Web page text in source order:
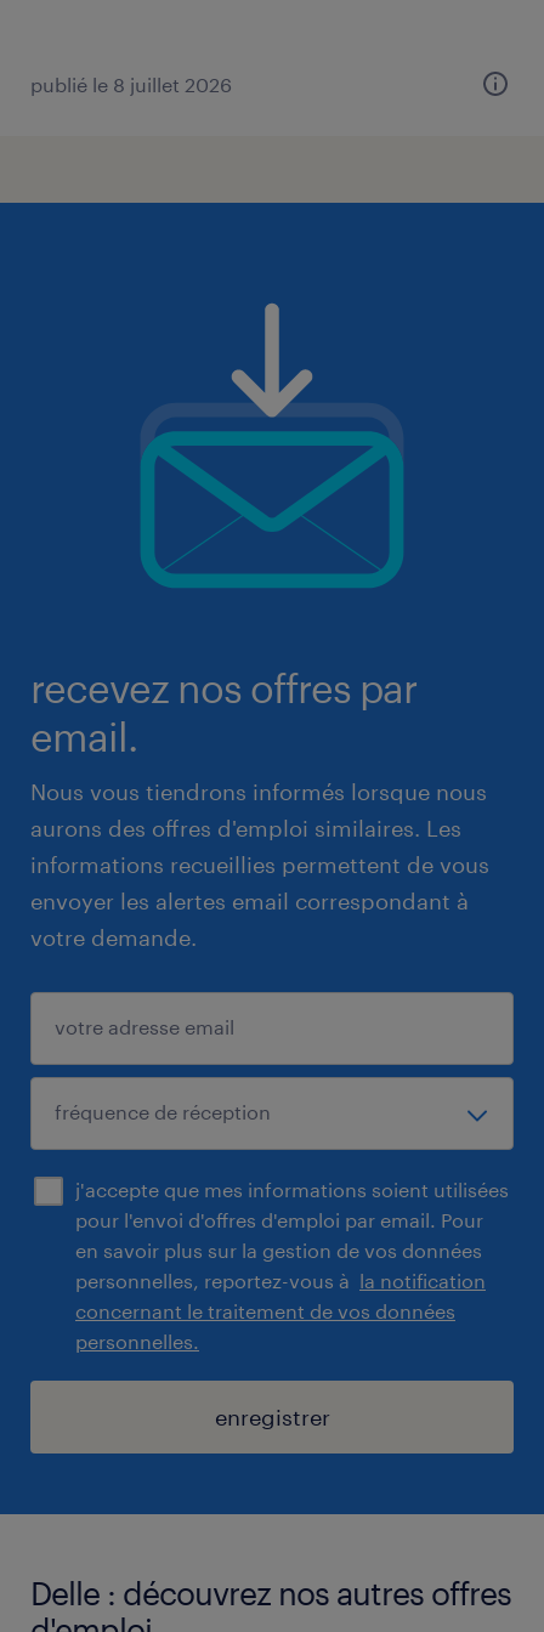
publié le 8 juillet 2026
recevez nos offres par
email.
Nous vous tiendrons informés lorsque nous
aurons des offres d'emploi similaires. Les
informations recueillies permettent de vous
envoyer les alertes email correspondant à
votre demande.
j'accepte que mes informations soient utilisées
pour l'envoi d'offres d'emploi par email. Pour
en savoir plus sur la gestion de vos données
personnelles, reportez-vous à la notification
concernant le traitement de vos données
personnelles.
enregistrer
Delle : découvrez nos autres offres